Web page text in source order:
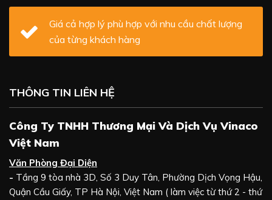
Giá cả hợp lý phù hợp với nhu cầu chất lượng
của từng khách hàng
THÔNG TIN LIÊN HỆ
Công Ty TNHH Thương Mại Và Dịch Vụ Vinaco
Việt Nam
Văn Phòng Đại Diện
- Tầng 9 tòa nhà 3D, Số 3 Duy Tân, Phường Dịch Vọng Hậu,
Quận Cầu Giấy, TP Hà Nội, Việt Nam ( làm việc từ thứ 2 - thứ